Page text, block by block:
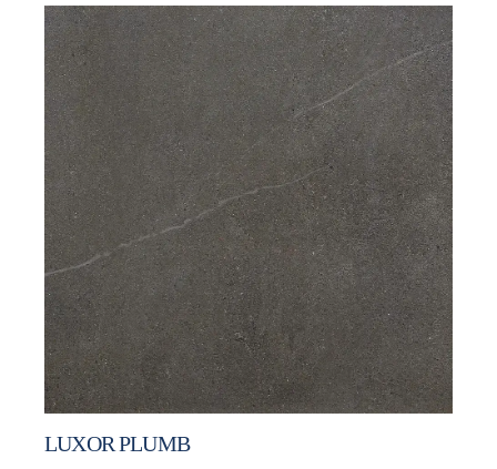
LUXOR PLUMB